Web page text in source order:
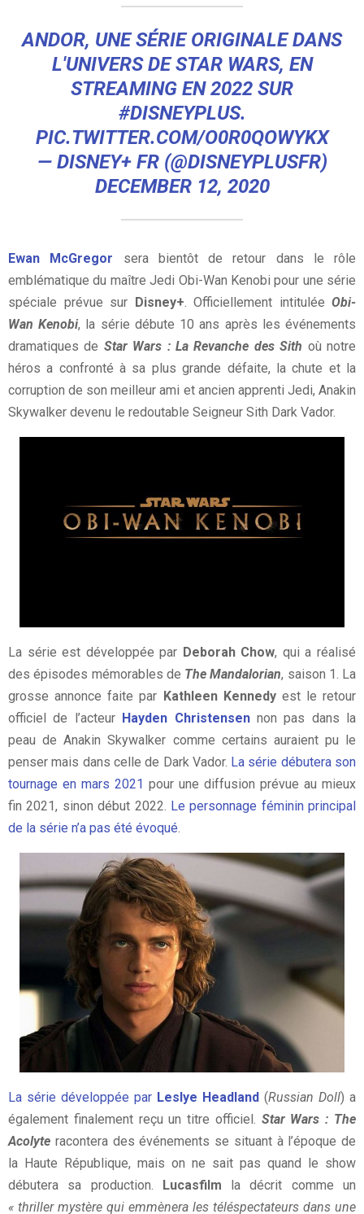
ANDOR, UNE SÉRIE ORIGINALE DANS
L'UNIVERS DE STAR WARS, EN
STREAMING EN 2022 SUR
#DISNEYPLUS.
PIC.TWITTER.COM/O0R0QOWYKX
— DISNEY+ FR (@DISNEYPLUSFR)
DECEMBER 12, 2020
Ewan McGregor sera bientôt de retour dans le rôle
emblématique du maître Jedi Obi-Wan Kenobi pour une série
spéciale prévue sur Disney+ . Officiellement intitulée Obi-
Wan Kenobi, la série débute 10 ans après les événements
dramatiques de Star Wars : La Revanche des Sith où notre
héros a confronté à sa plus grande défaite, la chute et la
corruption de son meilleur ami et ancien apprenti Jedi, Anakin
Skywalker devenu le redoutable Seigneur Sith Dark Vador.
La série est développée par Deborah Chow, qui a réalisé
des épisodes mémorables de The Mandalorian, saison 1. La
grosse annonce faite par Kathleen Kennedyest le retour
officiel de l’acteur Hayden Christensen non pas dans la
peau de Anakin Skywalker comme certains auraient pu le
penser mais dans celle de Dark Vador. La série débutera son
tournage en mars 2021 pour une diffusion prévue au mieux
fin 2021, sinon début 2022. Le personnage féminin principal
de la série n’a pas été évoqué.
La série développée par Leslye Headland (Russian Doll) a
également finalement reçu un titre officiel. Star Wars : The
Acolyte racontera des événements se situant à l’époque de
la Haute République, mais on ne sait pas quand le show
débutera sa production. Lucasfilm la décrit comme un
« thriller mystère qui emmènera les téléspectateurs dans une